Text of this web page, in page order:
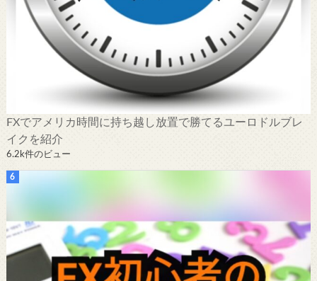
FXでアメリカ時間に持ち越し放置で勝てるユーロドルブレ
イクを紹介
6.2k件のビュー